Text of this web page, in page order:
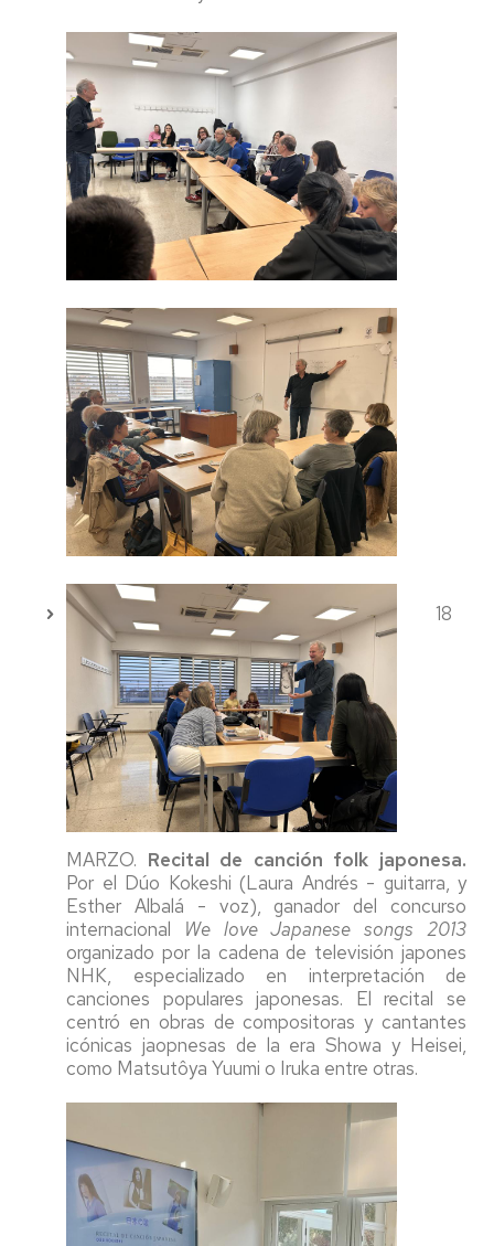
18
MARZO. Recital de canción folk japonesa.
Por el Dúo Kokeshi (Laura Andrés - guitarra, y
Esther Albalá - voz), ganador del concurso
internacional We love Japanese songs 2013
organizado por la cadena de televisión japones
NHK, especializado en interpretación de
canciones populares japonesas. El recital se
centró en obras de compositoras y cantantes
icónicas jaopnesas de la era Showa y Heisei,
como Matsutôya Yuumi o Iruka entre otras.